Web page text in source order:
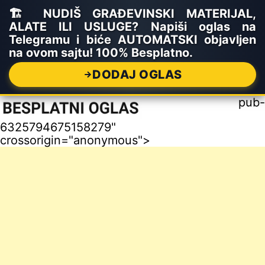
🏗️ NUDIŠ GRAĐEVINSKI MATERIJAL,
ALATE ILI USLUGE? Napiši oglas na
Telegramu i biće AUTOMATSKI objavljen
na ovom sajtu! 100% Besplatno.
DODAJ OGLAS
pub-
6325794675158279"
crossorigin="anonymous">